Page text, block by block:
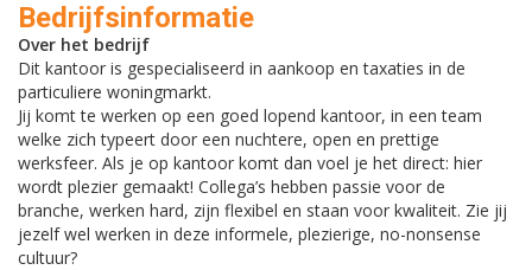
Bedrijfsinformatie
Over het bedrijf
Dit kantoor is gespecialiseerd in aankoop en taxaties in de
particuliere woningmarkt.
Jij komt te werken op een goed lopend kantoor, in een team
welke zich typeert door een nuchtere, open en prettige
werksfeer. Als je op kantoor komt dan voel je het direct: hier
wordt plezier gemaakt! Collega’s hebben passie voor de
branche, werken hard, zijn flexibel en staan voor kwaliteit. Zie jij
jezelf wel werken in deze informele, plezierige, no-nonsense
cultuur?